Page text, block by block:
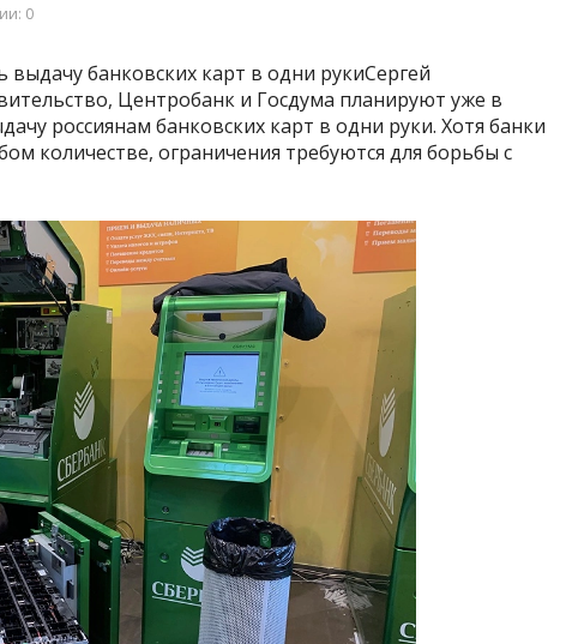
0
банковских карт в одни рукиСергей
Центробанк и Госдума планируют уже в
россиянам банковских карт в одни руки. Хотя банки
количестве, ограничения требуются для борьбы с